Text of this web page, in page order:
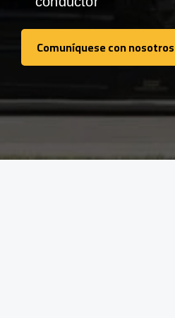
Comuníquese con nosotros
Comuníquese con nosotros